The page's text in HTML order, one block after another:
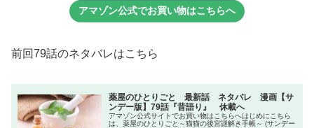
アマゾン公式でお買い物はこちらへ
前回79話のネタバレはこちら
薬屋のひとりごと 最新話 ネタバレ 漫画【サ
ンデー版】79話『昔語り』 休載へ
アマゾン公式サイトでお買い物はこちらへはじめにこちら
は、薬屋のひとりごと～猫猫の後宮謎解き手帳～ (サンデー